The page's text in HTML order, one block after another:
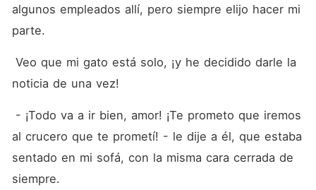
también al bebé, ¡acaban
casándose! Igor no acepta
conflictos y complicaciones,
¡sobre todo después de que
diez meses de matrimonio!
¿Podría surgir el amor en
medio de esta confusión?
¿Cuánto tiempo necesitará
Luana para cambiar las
algunos empleados allí, pero siempre elijo hacer mi
parte.
noticia de una vez!
al crucero que te prometí! - le dije a él, que estaba
sentado en mi sofá, con la misma cara cerrada de
siempre.